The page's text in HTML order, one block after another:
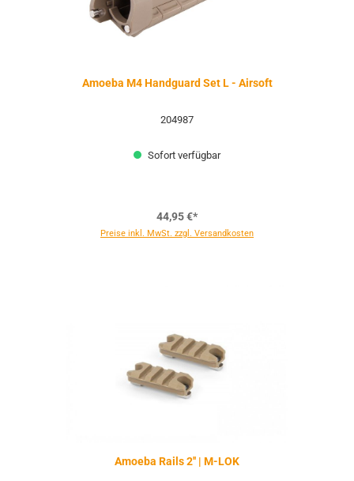
Amoeba M4 Handguard Set L - Airsoft
204987
Sofort verfügbar
44,95 €*
Preise inkl. MwSt. zzgl. Versandkosten
Amoeba Rails 2'' | M-LOK